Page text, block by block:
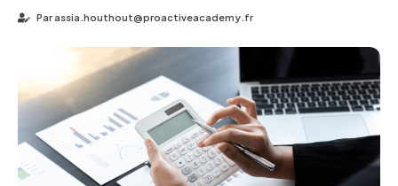
Parassia.houthout@proactiveacademy.fr